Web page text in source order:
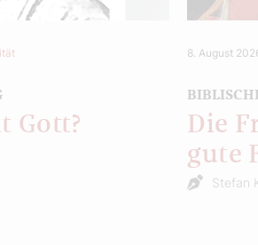
Gott?
8. August
Die
gute
Stefan